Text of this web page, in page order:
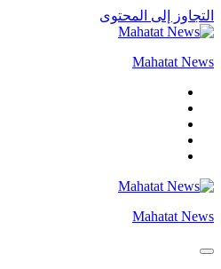
التجاوز إلى المحتوى
Mahatat News
Mahatat News